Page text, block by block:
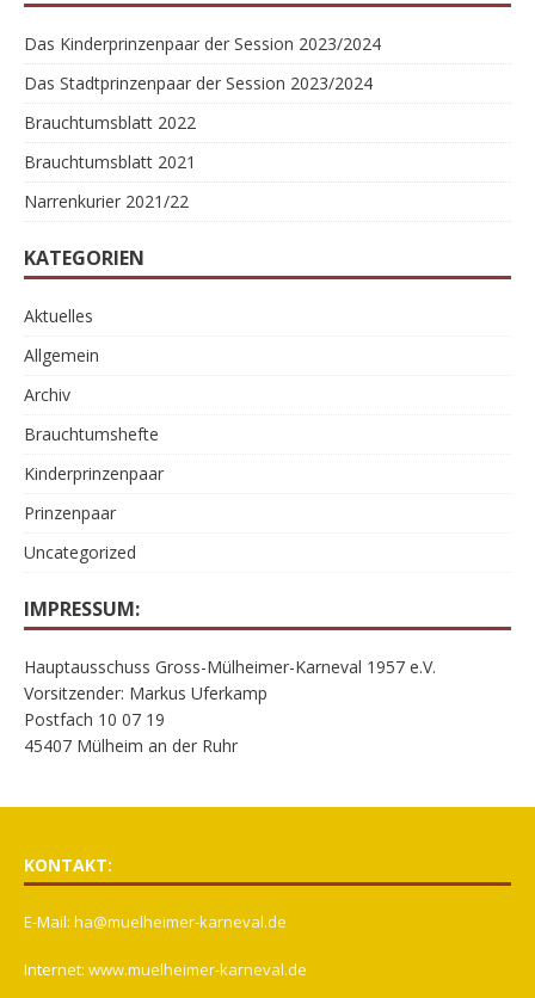
Das Kinderprinzenpaar der Session 2023/2024
Das Stadtprinzenpaar der Session 2023/2024
Brauchtumsblatt 2022
Brauchtumsblatt 2021
Narrenkurier 2021/22
KATEGORIEN
Aktuelles
Allgemein
Archiv
Brauchtumshefte
Kinderprinzenpaar
Prinzenpaar
Uncategorized
IMPRESSUM:
Hauptausschuss Gross-Mülheimer-Karneval 1957 e.V.
Vorsitzender: Markus Uferkamp
Postfach 10 07 19
45407 Mülheim an der Ruhr
KONTAKT:
E-Mail: ha@muelheimer-karneval.de
Internet: www.muelheimer-karneval.de